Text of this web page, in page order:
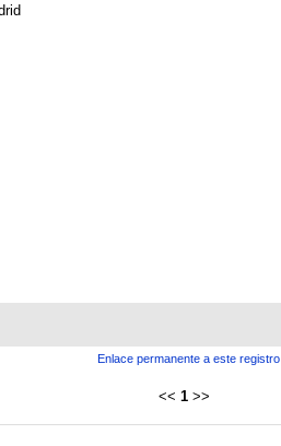
Enlace permanente a este registro
<< 1 >>